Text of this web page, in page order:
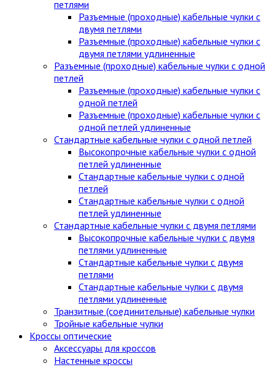
петлями
Разъемные (проходные) кабельные чулки с
двумя петлями
Разъемные (проходные) кабельные чулки с
двумя петлями удлиненные
Разъемные (проходные) кабельные чулки с одной
петлей
Разъемные (проходные) кабельные чулки с
одной петлей
Разъемные (проходные) кабельные чулки с
одной петлей удлиненные
Стандартные кабельные чулки c одной петлей
Высокопрочные кабельные чулки с одной
петлей удлиненные
Стандартные кабельные чулки с одной
петлей
Стандартные кабельные чулки с одной
петлей удлиненные
Стандартные кабельные чулки с двумя петлями
Высокопрочные кабельные чулки с двумя
петлями удлиненные
Стандартные кабельные чулки с двумя
петлями
Стандартные кабельные чулки с двумя
петлями удлиненные
Транзитные (соединительные) кабельные чулки
Тройные кабельные чулки
Кроссы оптические
Аксессуары для кроссов
Настенные кроссы